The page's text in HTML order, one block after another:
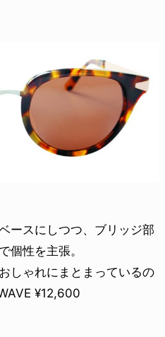
ースにしつつ、ブリッジ部
個性を主張。
しゃれにまとまっているの
¥12,600